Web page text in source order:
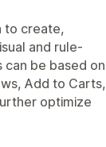
to create,
and rule-
be based on
Add to Carts,
optimize